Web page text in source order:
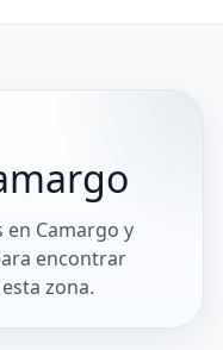
en Camargo y
encontrar
zona.